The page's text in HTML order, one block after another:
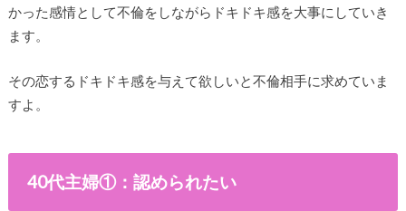
かった感情として不倫をしながらドキドキ感を大事にしていき
ます。
その恋するドキドキ感を与えて欲しいと不倫相手に求めていま
すよ。
40代主婦①：認められたい